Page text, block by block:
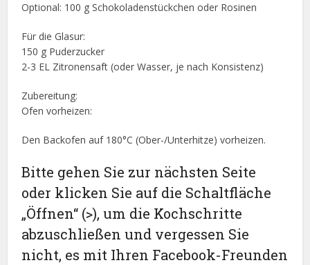
Optional: 100 g Schokoladenstückchen oder Rosinen
Für die Glasur:
150 g Puderzucker
2-3 EL Zitronensaft (oder Wasser, je nach Konsistenz)
Zubereitung:
Ofen vorheizen:
Den Backofen auf 180°C (Ober-/Unterhitze) vorheizen.
Bitte gehen Sie zur nächsten Seite
oder klicken Sie auf die Schaltfläche
„Öffnen“ (>), um die Kochschritte
abzuschließen und vergessen Sie
nicht, es mit Ihren Facebook-Freunden